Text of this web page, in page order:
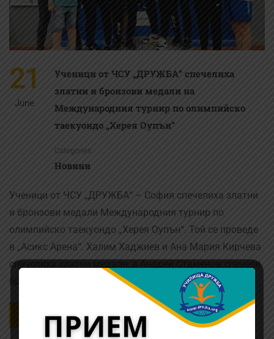
21
June
Ученици от ЧСУ „ДРУЖБА“ спечелиха
златни и бронзови медали на
Международния турнир по олимпийско
таекуондо „Херея Оупън“
Categories
Новини
Ученици от ЧСУ „ДРУЖБА“ – София спечелиха златни
и бронзови медали Международния турнир по
олимпийско таекуондо „Херея Оупън“. Той се проведе
в „Асикс Арена“. Халим Хаджиев и Ана Мария Кирчева
спечелиха златни медали, а Андрей Стаменов спечели
бронзов медал. Отборната …
READ MORE